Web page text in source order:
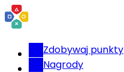
Zdobywaj punkty
Nagrody